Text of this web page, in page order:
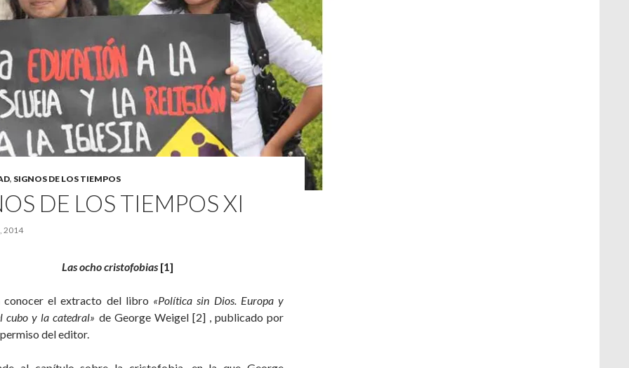
, SIGNOS DE LOS TIEMPOS
DE LOS TIEMPOS XI
2014
Las ocho cristofobias [1]
conocer el extracto del libro «Política sin Dios. Europa y
cubo y la catedral» de George Weigel [2] , publicado por
del editor.